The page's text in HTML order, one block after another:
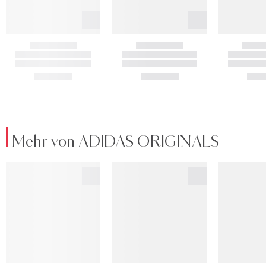
Mehr von ADIDAS ORIGINALS